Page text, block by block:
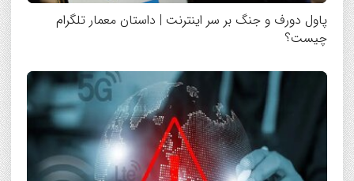
پاول دورف و جنگ بر سر اینترنت | داستان معمار تلگرام
چیست؟